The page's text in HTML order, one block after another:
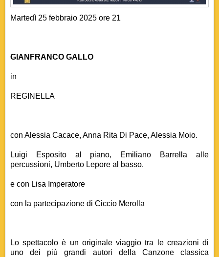
Martedì 25 febbraio 2025 ore 21
GIANFRANCO GALLO
in
REGINELLA
con Alessia Cacace, Anna Rita Di Pace, Alessia Moio.
Luigi Esposito al piano, Emiliano Barrella alle
percussioni, Umberto Lepore al basso.
e con Lisa Imperatore
con la partecipazione di Ciccio Merolla
Lo spettacolo è un originale viaggio tra le creazioni di
uno dei più grandi autori della Canzone classica